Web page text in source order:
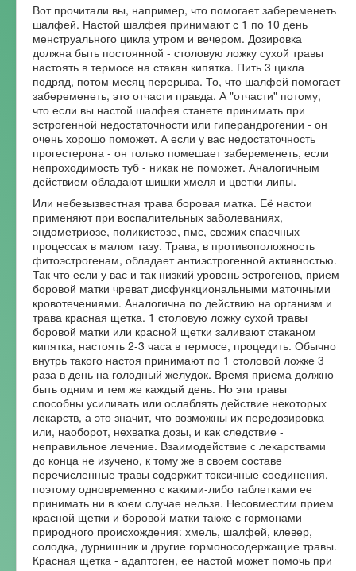
Вот прочитали вы, например, что помогает забеременеть
шалфей. Настой шалфея принимают с 1 по 10 день
менструального цикла утром и вечером. Дозировка
должна быть постоянной - столовую ложку сухой травы
настоять в термосе на стакан кипятка. Пить 3 цикла
подряд, потом месяц перерыва. То, что шалфей помогает
забеременеть, это отчасти правда. А "отчасти" потому,
что если вы настой шалфея станете принимать при
эстрогенной недостаточности или гиперандрогении - он
очень хорошо поможет. А если у вас недостаточность
прогестерона - он только помешает забеременеть, если
непроходимость туб - никак не поможет. Аналогичным
действием обладают шишки хмеля и цветки липы.
Или небезызвестная трава боровая матка. Её настои
применяют при воспалительных заболеваниях,
эндометриозе, поликистозе, пмс, свежих спаечных
процессах в малом тазу. Трава, в противоположность
фитоэстрогенам, обладает антиэстрогенной активностью.
Так что если у вас и так низкий уровень эстрогенов, прием
боровой матки чреват дисфункциональными маточными
кровотечениями. Аналогична по действию на организм и
трава красная щетка. 1 столовую ложку сухой травы
боровой матки или красной щетки заливают стаканом
кипятка, настоять 2-3 часа в термосе, процедить. Обычно
внутрь такого настоя принимают по 1 столовой ложке 3
раза в день на голодный желудок. Время приема должно
быть одним и тем же каждый день. Но эти травы
способны усиливать или ослаблять действие некоторых
лекарств, а это значит, что возможны их передозировка
или, наоборот, нехватка дозы, и как следствие -
неправильное лечение. Взаимодействие с лекарствами
до конца не изучено, к тому же в своем составе
перечисленные травы содержит токсичные соединения,
поэтому одновременно с какими-либо таблетками ее
принимать ни в коем случае нельзя. Несовместим прием
красной щетки и боровой матки также с гормонами
природного происхождения: хмель, шалфей, клевер,
солодка, дурнишник и другие гормоносодержащие травы.
Красная щетка - адаптоген, ее настой может помочь при